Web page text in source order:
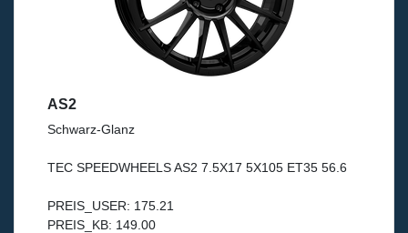
AS2
Schwarz-Glanz
TEC SPEEDWHEELS AS2 7.5X17 5X105 ET35 56.6
PREIS_USER: 175.21
PREIS_KB: 149.00